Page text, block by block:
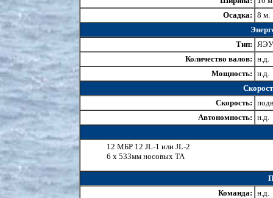
Осадка: 8 м.
Тип: ЯЭУ
Количество валов: н.д.
Мощность: н.д.
Скорость:
Автономность: н.д.
12 МБР 12 JL-1 или JL-2
6 х 533мм носовых ТА
Команда: н.д.